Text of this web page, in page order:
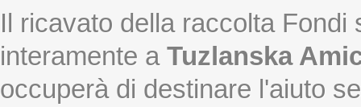
Il ricavato della raccolta Fondi
interamente a Tuzlanska
occuperà di destinare l'aiuto